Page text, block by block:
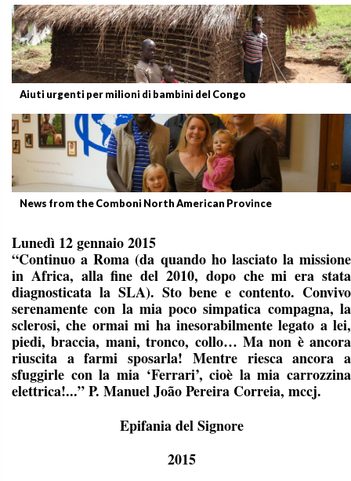
Aiuti urgenti per milioni di bambini del Congo
News from the Comboni North American Province
Lunedì 12 gennaio 2015
“Continuo a Roma (da quando ho lasciato la missione
in Africa, alla fine del 2010, dopo che mi era stata
diagnosticata la SLA). Sto bene e contento. Convivo
serenamente con la mia poco simpatica compagna, la
sclerosi, che ormai mi ha inesorabilmente legato a lei,
piedi, braccia, mani, tronco, collo… Ma non è ancora
riuscita a farmi sposarla! Mentre riesca ancora a
sfuggirle con la mia ‘Ferrari’, cioè la mia carrozzina
elettrica!...” P. Manuel João Pereira Correia, mccj.
Epifania del Signore
2015